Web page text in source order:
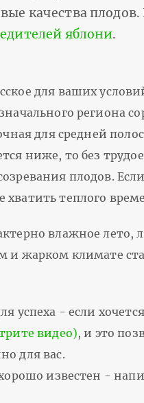
качества плодов.
яблони.
для ваших
региона
для средней
ниже, то без
плодов.
теплого
влажное лето,
и жарком климате
успеха - если
видео), и это
для вас.
известен -